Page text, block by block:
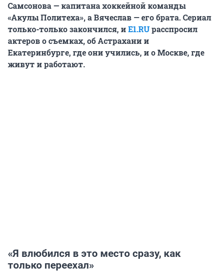
Самсонова — капитана хоккейной команды
«Акулы Политеха», а Вячеслав — его брата. Сериал
только-только закончился, иE1.RUрасспросил
актеров о съемках, об Астрахани и
Екатеринбурге, где они учились, и о Москве, где
живут и работают.
«Я влюбился в это место сразу, как
только переехал»